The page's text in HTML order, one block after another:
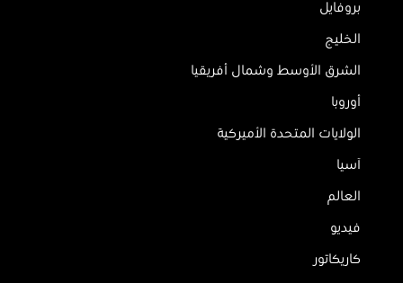
بروفايل
الخليج
الشرق الأوسط وشمال أفريقيا
أوروبا
الولايات المتحدة الأميركية
آسيا
العالم
فيديو
كاريكاتور